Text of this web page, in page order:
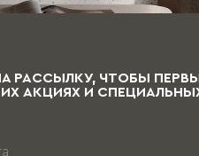
РАССЫЛКУ, ЧТОБЫ
АКЦИЯХ И